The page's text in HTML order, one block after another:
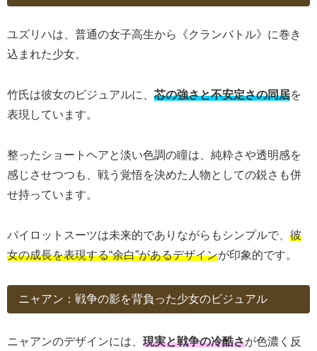
ユズリハは、普通の女子高生から《クランバトル》に巻き
込まれた少女。
竹氏は彼女のビジュアルに、 芯の強さと不安定さの同居を
表現しています。
整ったショートヘアと淡い色調の瞳は、純粋さや透明感を
感じさせつつも、戦う覚悟を決めた人物としての鋭さも併
せ持っています。
パイロットスーツは未来的でありながらもシンプルで、 彼
女の成長を表現する“余白”があるデザインが印象的です。
ニャアン：戦争の影を背負った少女のビジュアル
ニャアンのデザインには、 現実と戦争の冷酷さが色濃く反